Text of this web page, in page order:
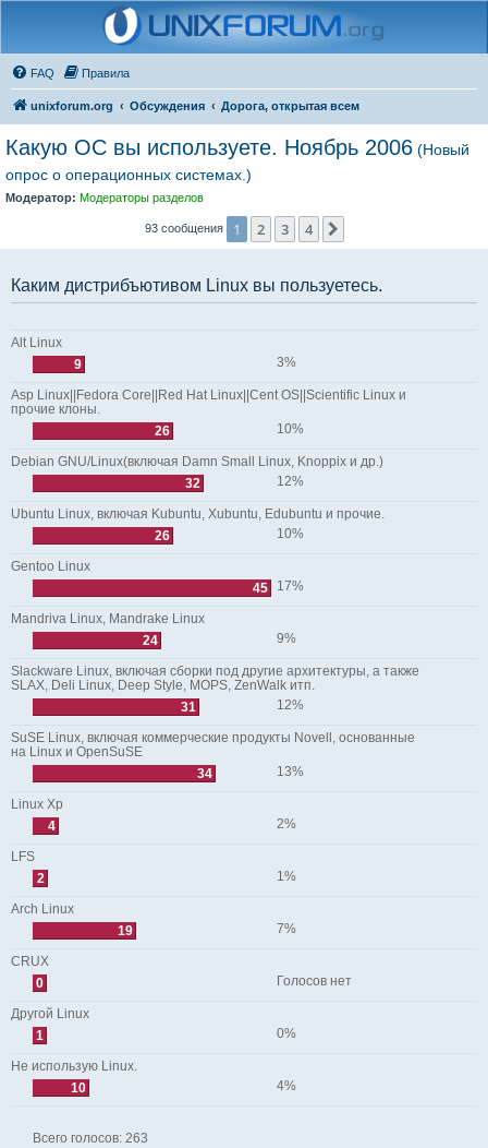
FAQ Правила
unixforum.org Обсуждения Дорога, открытая всем
Какую ОС вы используете. Ноябрь 2006 (Новый
опрос о операционных системах.)
Модератор: Модераторы разделов
93 сообщения 1 2 3 4
Каким дистрибъютивом Linux вы пользуетесь.
Alt Linux
9
3%
Asp Linux||Fedora Core||Red Hat Linux||Cent OS||Scientific Linux и
прочие клоны.
26
10%
Debian GNU/Linux(включая Damn Small Linux, Knoppix и др.)
32
12%
Ubuntu Linux, включая Kubuntu, Xubuntu, Edubuntu и прочие.
26
10%
Gentoo Linux
45
17%
Mandriva Linux, Mandrake Linux
24
9%
Slackware Linux, включая сборки под другие архитектуры, а также
SLAX, Deli Linux, Deep Style, MOPS, ZenWalk итп.
31
12%
SuSE Linux, включая коммерческие продукты Novell, основанные
на Linux и OpenSuSE
34
13%
Linux Xp
4
2%
LFS
2
1%
Arch Linux
19
7%
CRUX
0
Голосов нет
Другой Linux
1
0%
Не использую Linux.
10
4%
Всего голосов: 263